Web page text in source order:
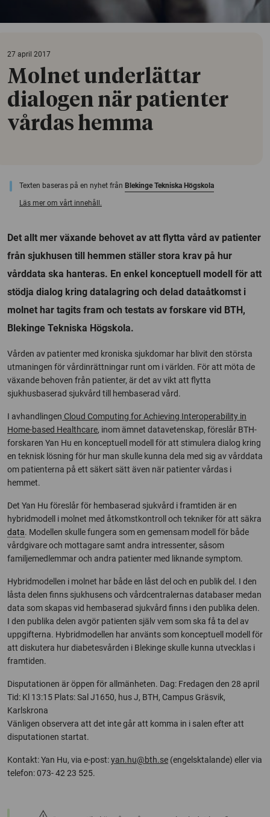
27 april 2017
Molnet underlättar
dialogen när patienter
vårdas hemma
Texten baseras på en nyhet från Blekinge Tekniska Högskola
Läs mer om vårt innehåll.
Det allt mer växande behovet av att flytta vård av patienter
från sjukhusen till hemmen ställer stora krav på hur
vårddata ska hanteras. En enkel konceptuell modell för att
stödja dialog kring datalagring och delad dataåtkomst i
molnet har tagits fram och testats av forskare vid BTH,
Blekinge Tekniska Högskola.
Vården av patienter med kroniska sjukdomar har blivit den största
utmaningen för vårdinrättningar runt om i världen. För att möta de
växande behoven från patienter, är det av vikt att flytta
sjukhusbaserad sjukvård till hembaserad vård.
I avhandlingen Cloud Computing for Achieving Interoperability in
Home-based Healthcare, inom ämnet datavetenskap, föreslår BTH-
forskaren Yan Hu en konceptuell modell för att stimulera dialog kring
en teknisk lösning för hur man skulle kunna dela med sig av vårddata
om patienterna på ett säkert sätt även när patienter vårdas i
hemmet.
Det Yan Hu föreslår för hembaserad sjukvård i framtiden är en
hybridmodell i molnet med åtkomstkontroll och tekniker för att säkra
data. Modellen skulle fungera som en gemensam modell för både
vårdgivare och mottagare samt andra intressenter, såsom
familjemedlemmar och andra patienter med liknande symptom.
Hybridmodellen i molnet har både en låst del och en publik del. I den
låsta delen finns sjukhusens och vårdcentralernas databaser medan
data som skapas vid hembaserad sjukvård finns i den publika delen.
I den publika delen avgör patienten själv vem som ska få ta del av
uppgifterna. Hybridmodellen har använts som konceptuell modell för
att diskutera hur diabetesvården i Blekinge skulle kunna utvecklas i
framtiden.
Disputationen är öppen för allmänheten. Dag: Fredagen den 28 april
Tid: Kl 13:15 Plats: Sal J1650, hus J, BTH, Campus Gräsvik,
Karlskrona
Vänligen observera att det inte går att komma in i salen efter att
disputationen startat.
Kontakt: Yan Hu, via e-post:yan.hu@bth.se (engelsktalande) eller via
telefon: 073- 42 23 525.